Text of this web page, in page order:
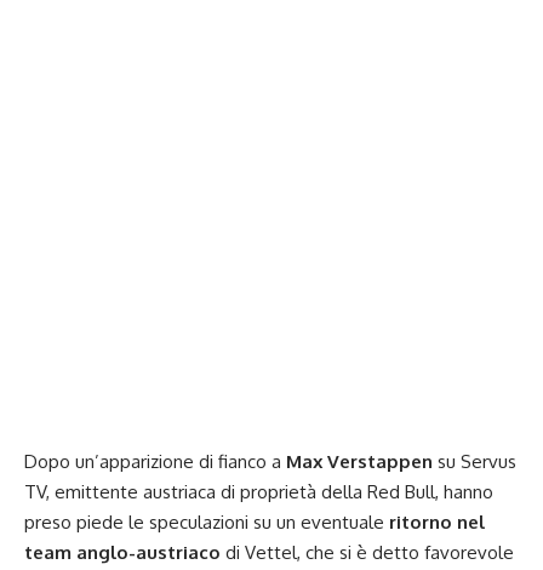
Dopo un’apparizione di fianco a Max Verstappen su Servus
TV, emittente austriaca di proprietà della Red Bull, hanno
preso piede le speculazioni su un eventuale ritorno nel
team anglo-austriaco di Vettel, che si è detto favorevole